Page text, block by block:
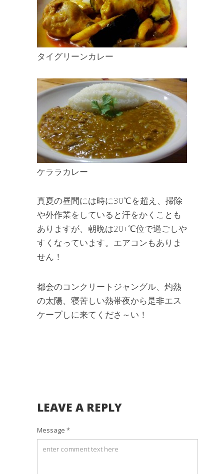
タイグリーンカレー
ケララカレー
真夏の昼間には時に30℃を超え、掃除
や外作業をしていると汗をかくことも
ありますが、朝晩は20+℃位で過ごしや
すくなっています。エアコンもありま
せん！
都会のコンクリートジャングル、灼熱
の太陽、寝苦しい熱帯夜から是非エス
ケープしに来てくださ～い！
LEAVE A REPLY
Message *